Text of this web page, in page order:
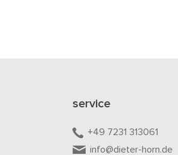
service
+49 7231 313061
info@dieter-horn.de